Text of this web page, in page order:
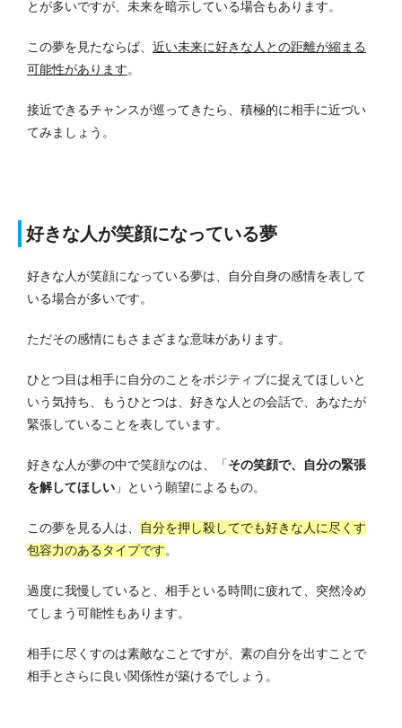
とが多いですが、未来を暗示している場合もあります。
この夢を見たならば、 近い未来に好きな人との距離が縮まる
可能性があります。
接近できるチャンスが巡ってきたら、積極的に相手に近づい
てみましょう。
好きな人が笑顔になっている夢
好きな人が笑顔になっている夢は、自分自身の感情を表して
いる場合が多いです。
ただその感情にもさまざまな意味があります。
ひとつ目は相手に自分のことをポジティブに捉えてほしいと
いう気持ち、もうひとつは、好きな人との会話で、あなたが
緊張していることを表しています。
好きな人が夢の中で笑顔なのは、「その笑顔で、自分の緊張
を解してほしい 」という願望によるもの。
この夢を見る人は、
自分を押し殺してでも好きな人に尽くす
包容力のあるタイプです。
過度に我慢していると、相手といる時間に疲れて、突然冷め
てしまう可能性もあります。
相手に尽くすのは素敵なことですが、素の自分を出すことで
相手とさらに良い関係性が築けるでしょう。